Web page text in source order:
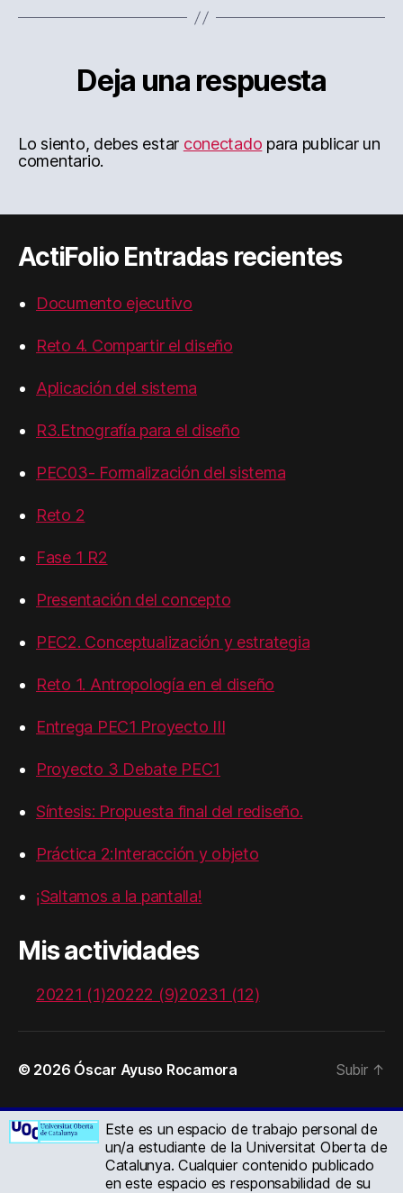
Deja una respuesta
Lo siento, debes estar conectado para publicar un
comentario.
ActiFolio Entradas recientes
Documento ejecutivo
Reto 4. Compartir el diseño
Aplicación del sistema
R3.Etnografía para el diseño
PEC03- Formalización del sistema
Reto 2
Fase 1 R2
Presentación del concepto
PEC2. Conceptualización y estrategia
Reto 1. Antropología en el diseño
Entrega PEC1 Proyecto III
Proyecto 3 Debate PEC1
Síntesis: Propuesta final del rediseño.
Práctica 2:Interacción y objeto
¡Saltamos a la pantalla!
Mis actividades
20221 (1)20222 (9)20231 (12)
© 2026 Óscar Ayuso Rocamora Subir ↑
Este es un espacio de trabajo personal de
un/a estudiante de la Universitat Oberta de
Catalunya. Cualquier contenido publicado
en este espacio es responsabilidad de su